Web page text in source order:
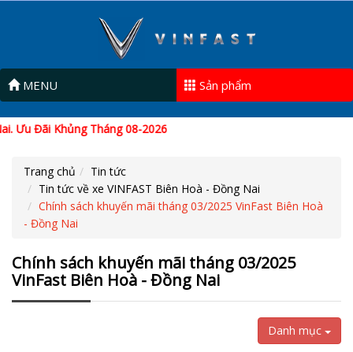
MENU Sản phẩm
Ưu Đãi Khủng Tháng 08-2026
Trang chủ
Tin tức
Tin tức về xe VINFAST Biên Hoà - Đồng Nai
Chính sách khuyến mãi tháng 03/2025 VinFast Biên Hoà
- Đồng Nai
Chính sách khuyến mãi tháng 03/2025
VinFast Biên Hoà - Đồng Nai
Danh mục